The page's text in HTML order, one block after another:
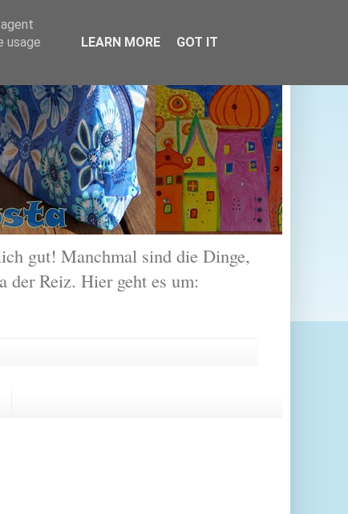
gut! Manchmal sind die Dinge,
der Reiz. Hier geht es um:
usage
LEARN MORE GOT IT